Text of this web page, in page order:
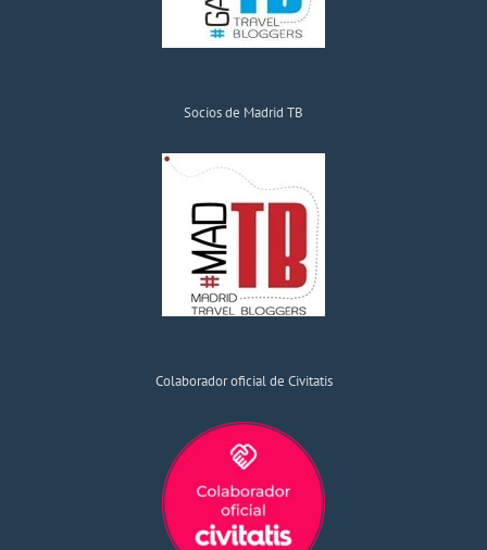
Socios de Madrid TB
Colaborador oficial de Civitatis